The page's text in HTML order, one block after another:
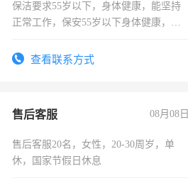
保洁要求55岁以下，身体健康，能坚持
正常工作，保安55岁以下身体健康，有
录，客服要求45岁以下高中以上文化，
查看联系方式
售后客服 08月08日
售后客服20名，女性，20-30周岁，单
休，国家节假日休息